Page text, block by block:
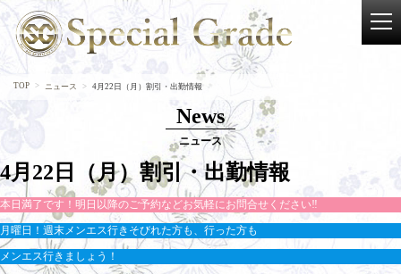
TOP ニュース 4月22日（月）割引・出勤情報
News
ニュース
4月22日（月）割引・出勤情報
本日満了です！明日以降のご予約などお気軽にお問合せください‼
月曜日！週末メンエス行きそびれた方も、行った方も
メンエス行きましょう！